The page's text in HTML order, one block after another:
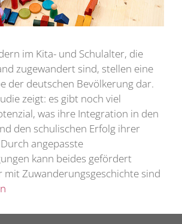
im Kita- und Schulalter, die
zugewandert sind, stellen eine
der deutschen Bevölkerung dar.
zeigt: es gibt noch viel
was ihre Integration in den
den schulischen Erfolg ihrer
angepasste
kann beides gefördert
Zuwanderungsgeschichte sind